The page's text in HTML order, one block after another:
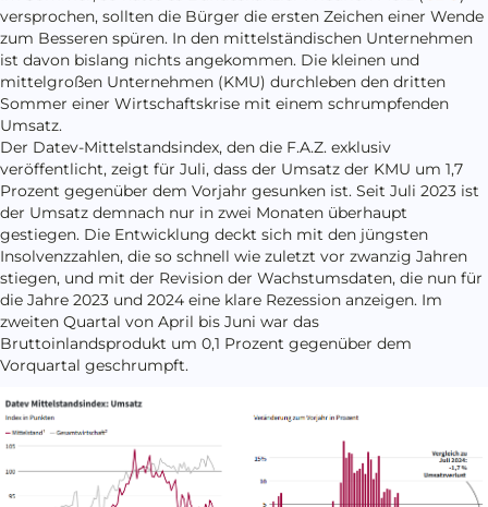
versprochen, sollten die Bürger die ersten Zeichen einer Wende
zum Besseren spüren. In den mittelständischen Unternehmen
ist davon bislang nichts angekommen. Die kleinen und
mittelgroßen Unternehmen (KMU) durchleben den dritten
Sommer einer Wirtschaftskrise mit einem schrumpfenden
Umsatz.
Der Datev-Mittelstandsindex, den die F.A.Z. exklusiv
veröffentlicht, zeigt für Juli, dass der Umsatz der KMU um 1,7
Prozent gegenüber dem Vorjahr gesunken ist. Seit Juli 2023 ist
der Umsatz demnach nur in zwei Monaten überhaupt
gestiegen. Die Entwicklung deckt sich mit den jüngsten
Insolvenzzahlen, die so schnell wie zuletzt vor zwanzig Jahren
stiegen, und mit der Revision der Wachstumsdaten, die nun für
die Jahre 2023 und 2024 eine klare Rezession anzeigen. Im
zweiten Quartal von April bis Juni war das
Bruttoinlandsprodukt um 0,1 Prozent gegenüber dem
Vorquartal geschrumpft.